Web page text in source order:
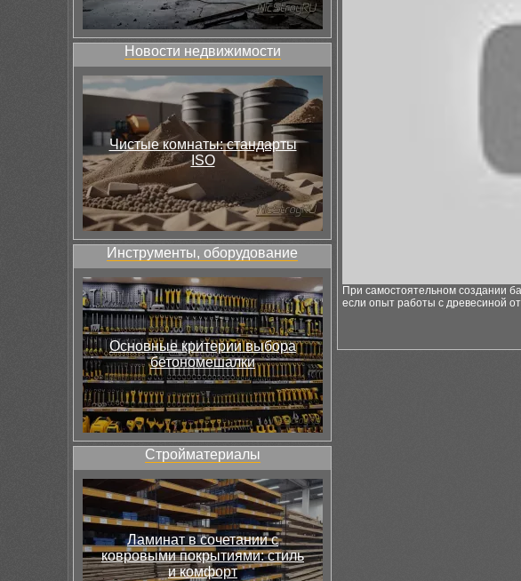
Новости недвижимости
Чистые комнаты: стандарты
ISO
Инструменты, оборудование
Основные критерии выбора
бетономешалки
Стройматериалы
Ламинат в сочетании с
ковровыми покрытиями: стиль
и комфорт
При самостоятельном создании
если опыт работы с древесиной